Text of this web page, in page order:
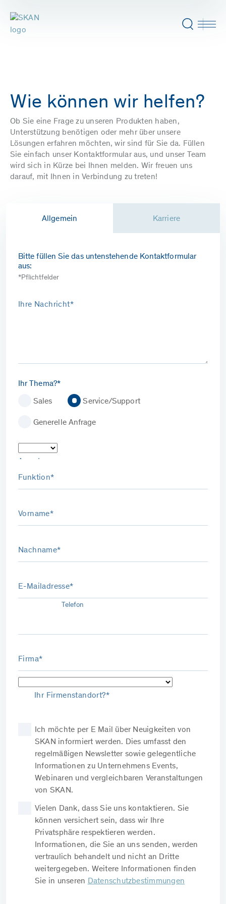
Wie können wir helfen?
Ob Sie eine Frage zu unseren Produkten haben,
Unterstützung benötigen oder mehr über unsere
Lösungen erfahren möchten, wir sind für Sie da. Füllen
Sie einfach unser Kontaktformular aus, und unser Team
wird sich in Kürze bei Ihnen melden. Wir freuen uns
darauf, mit Ihnen in Verbindung zu treten!
Allgemein Karriere
Bitte füllen Sie das untenstehende Kontaktformular
aus:
*Pflichtfelder
Ihre Nachricht*
Ihr Thema?*
Sales Service/Support
Generelle Anfrage
Anrede
Funktion*
Vorname*
Nachname*
E-Mailadresse*
Telefon
Firma*
Ihr Firmenstandort?*
Ich möchte per E Mail über Neuigkeiten von
SKAN informiert werden. Dies umfasst den
regelmäßigen Newsletter sowie gelegentliche
Informationen zu Unternehmens Events,
Webinaren und vergleichbaren Veranstaltungen
von SKAN.
Vielen Dank, dass Sie uns kontaktieren. Sie
können versichert sein, dass wir Ihre
Privatsphäre respektieren werden.
Informationen, die Sie an uns senden, werden
vertraulich behandelt und nicht an Dritte
weitergegeben. Weitere Informationen finden
Sie in unseren Datenschutzbestimmungen